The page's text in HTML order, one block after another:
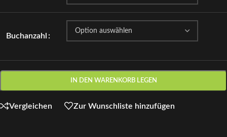
Buchanzahl
IN DEN WARENKORB LEGEN
Vergleichen Zur Wunschliste hinzufügen